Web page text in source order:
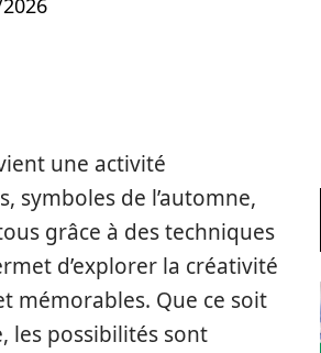
une activité
symboles de l’automne,
grâce à des techniques
d’explorer la créativité
mémorables. Que ce soit
les possibilités sont